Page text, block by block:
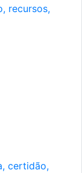
recursos,
certidão,